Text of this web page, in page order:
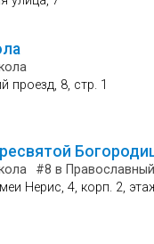
проезд, 8, стр. 1
#8 в
Нерис, 4, корп. 2,